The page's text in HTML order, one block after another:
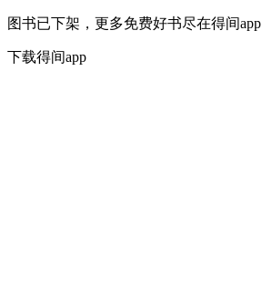
图书已下架，更多免费好书尽在得间app
下载得间app